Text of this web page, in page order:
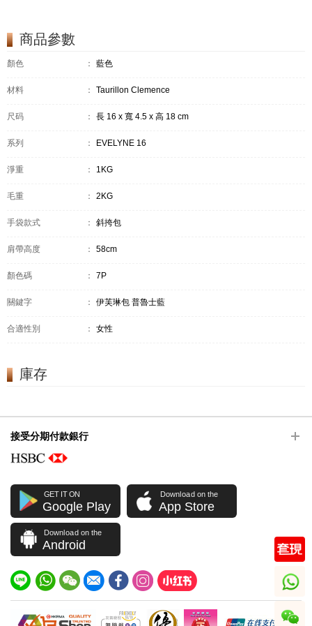
商品參數
顏色 ： 藍色
材料 ： Taurillon Clemence
尺码 ： 長 16 x 寬 4.5 x 高 18 cm
系列 ： EVELYNE 16
淨重 ： 1KG
毛重 ： 2KG
手袋款式 ： 斜挎包
肩帶高度 ： 58cm
顏色碼 ： 7P
關鍵字 ： 伊芙琳包 普魯士藍
合適性別 ： 女性
庫存
接受分期付款銀行
GET IT ON
Google Play
Download on the
App Store
Download on the
Android
whatsapp